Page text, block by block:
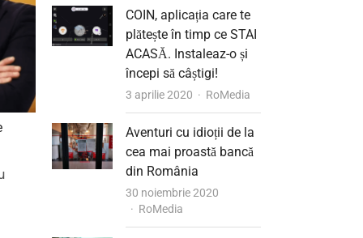
COIN, aplicația care te
plătește în timp ce STAI
ACASĂ. Instaleaz-o și
începi să câștigi!
3 aprilie 2020 Author
RoMedia
Aventuri cu idioții de la
cea mai proastă bancă
din România
30 noiembrie 2020
Author
RoMedia